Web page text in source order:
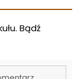
Bądź